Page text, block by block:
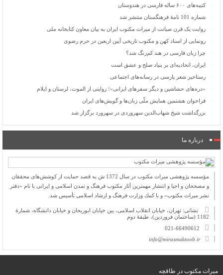
کتیبه‌های ۶۰۰ ساله فارسی در هندوستان
شماره 101 نامۀ فرهنگستان منتشر شد
روایت یک قرن صیانت از میراث مکتوب ایران به بیان معاون کتابخانه ملی
رونمایی از اسناد کهن و مکتوب تاریخی آیین اربعین در حرم رضوی
چرا زبان فارسی در هند کم‌رنگ شد؟
ایران، اتحادیه‌ای بر بنیاد صلح و عشق است
رستاخیز شعر پارسی در رسانه‌های اجتماعی
«دره‌های حشاشین و دیگر سفرهای ایرانی»؛ روایتی از الموت، لرستان و ایلام
فراخوان هشتمین همایش ملّی زبان‌ها و گویش‌های ایران
بزرگداشت شیخ شهاب‌الدین سهروردی در سهرورد برگزار شد
درباره ما
مؤسسه پژوهشی میراث مكتوب در سال 1372 ش به قصد حمایت از كوشش‌های محققان
و مصححان و احیا و انتشار مهمترین آثار مكتوب فرهنگ و تمدن اسلامی و ایرانی با نام «دفتر
نشر میراث مكتوب» و با كمك وزارت فرهنگ و ارشاد اسلامی تأسیس شد.
نشانی: تهران، خیابان انقلاب اسلامی، بین خیابان ابوریحان و خیابان دانشگاه، شمارۀ
1182 (ساختمان فروردین)، طبقۀ دوم
021-66490612
info@mirasmaktoob.ir
میرات مکتوب در طاقچه